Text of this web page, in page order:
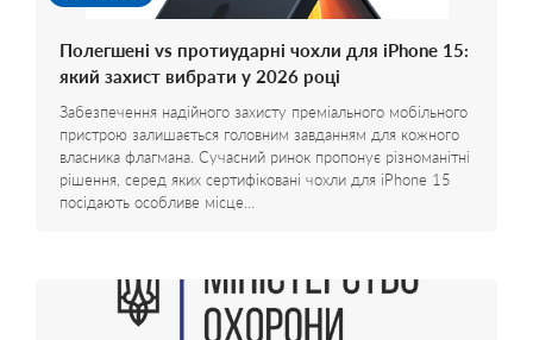
Полегшені vs протиударні чохли для iPhone 15:
який захист вибрати у 2026 році
Забезпечення надійного захисту преміального мобільного
пристрою залишається головним завданням для кожного
власника флагмана. Сучасний ринок пропонує різноманітні
рішення, серед яких сертифіковані чохли для iPhone 15
посідають особливе місце…